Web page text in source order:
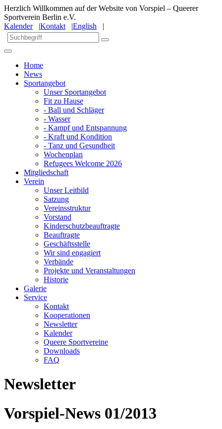
Herzlich Willkommen auf der Website von Vorspiel – Queerer
Sportverein Berlin e.V.
Kalender|Kontakt |English |
Home
News
Sportangebot
Unser Sportangebot
Fit zu Hause
- Ball und Schläger
- Wasser
- Kampf und Entspannung
- Kraft und Kondition
- Tanz und Gesundheit
Wochenplan
Refugees Welcome 2026
Mitgliedschaft
Verein
Unser Leitbild
Satzung
Vereinsstruktur
Vorstand
Kinderschutzbeauftragte
Beauftragte
Geschäftsstelle
Wir sind engagiert
Verbände
Projekte und Veranstaltungen
Historie
Galerie
Service
Kontakt
Kooperationen
Newsletter
Kalender
Queere Sportvereine
Downloads
FAQ
Newsletter
Vorspiel-News 01/2013